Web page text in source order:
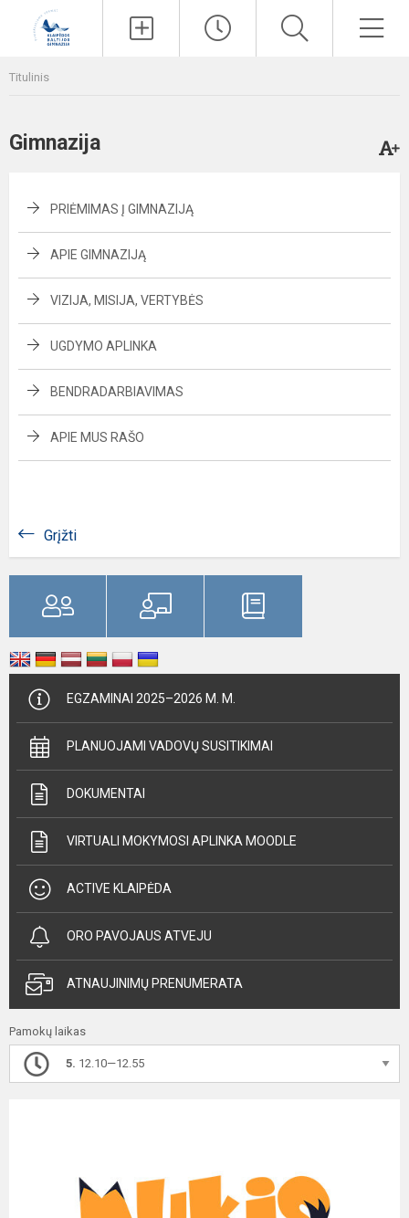
Titulinis
Gimnazija
PRIĖMIMAS Į GIMNAZIJĄ
APIE GIMNAZIJĄ
VIZIJA, MISIJA, VERTYBĖS
UGDYMO APLINKA
BENDRADARBIAVIMAS
APIE MUS RAŠO
Grįžti
EGZAMINAI 2025–2026 M. M.
PLANUOJAMI VADOVŲ SUSITIKIMAI
DOKUMENTAI
VIRTUALI MOKYMOSI APLINKA MOODLE
ACTIVE KLAIPĖDA
ORO PAVOJAUS ATVEJU
ATNAUJINIMŲ PRENUMERATA
Pamokų laikas
5. 12.10—12.55